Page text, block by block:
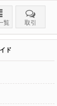
覧 取引
ド